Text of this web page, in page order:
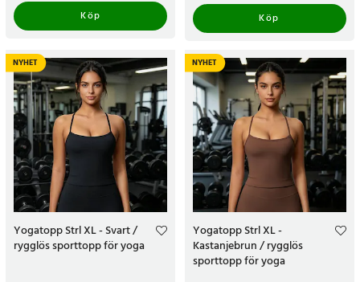
Köp
Köp
NYHET
Yogatopp Strl XL - Svart /
rygglös sporttopp för yoga
NYHET
Yogatopp Strl XL -
Kastanjebrun / rygglös
sporttopp för yoga